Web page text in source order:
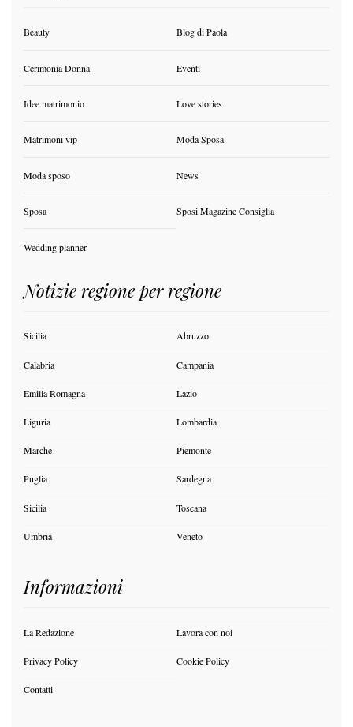
Beauty Blog di Paola
Cerimonia Donna Eventi
Idee matrimonio Love stories
Matrimoni vip Moda Sposa
Moda sposo News
Sposa Sposi Magazine Consiglia
Wedding planner
Notizie regione per regione
Sicilia Abruzzo
Calabria Campania
Emilia Romagna Lazio
Liguria Lombardia
Marche Piemonte
Puglia Sardegna
Sicilia Toscana
Umbria Veneto
Informazioni
La Redazione Lavora con noi
Privacy Policy Cookie Policy
Contatti